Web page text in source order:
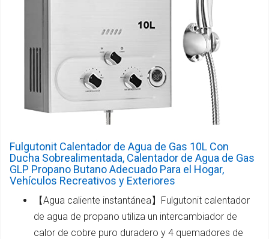
Fulgutonit Calentador de Agua de Gas 10L Con
Ducha Sobrealimentada, Calentador de Agua de Gas
GLP Propano Butano Adecuado Para el Hogar,
Vehículos Recreativos y Exteriores
【Agua caliente instantánea】Fulgutonit calentador
de agua de propano utiliza un intercambiador de
calor de cobre puro duradero y 4 quemadores de